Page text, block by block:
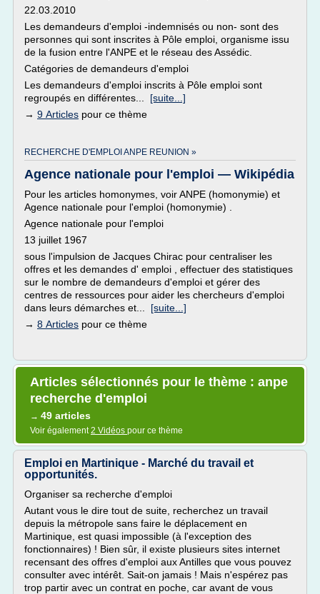
22.03.2010
Les demandeurs d'emploi -indemnisés ou non- sont des
personnes qui sont inscrites à Pôle emploi, organisme issu
de la fusion entre l'ANPE et le réseau des Assédic.
Catégories de demandeurs d'emploi
Les demandeurs d'emploi inscrits à Pôle emploi sont
regroupés en différentes... [suite...]
→ 9 Articles pour ce thème
RECHERCHE D'EMPLOI ANPE REUNION »
Agence nationale pour l'emploi — Wikipédia
Pour les articles homonymes, voir ANPE (homonymie) et
Agence nationale pour l'emploi (homonymie) .
Agence nationale pour l'emploi
13 juillet 1967
sous l'impulsion de Jacques Chirac pour centraliser les
offres et les demandes d' emploi , effectuer des statistiques
sur le nombre de demandeurs d'emploi et gérer des
centres de ressources pour aider les chercheurs d'emploi
dans leurs démarches et... [suite...]
→ 8 Articles pour ce thème
Articles sélectionnés pour le thème : anpe
recherche d'emploi
→ 49 articles
Voir également2 Vidéos pour ce thème
Emploi en Martinique - Marché du travail et
opportunités.
Organiser sa recherche d'emploi
Autant vous le dire tout de suite, recherchez un travail
depuis la métropole sans faire le déplacement en
Martinique, est quasi impossible (à l'exception des
fonctionnaires) ! Bien sûr, il existe plusieurs sites internet
recensant des offres d'emploi aux Antilles que vous pouvez
consulter avec intérêt. Sait-on jamais ! Mais n'espérez pas
trop partir avec un contrat en poche, car avant de vous